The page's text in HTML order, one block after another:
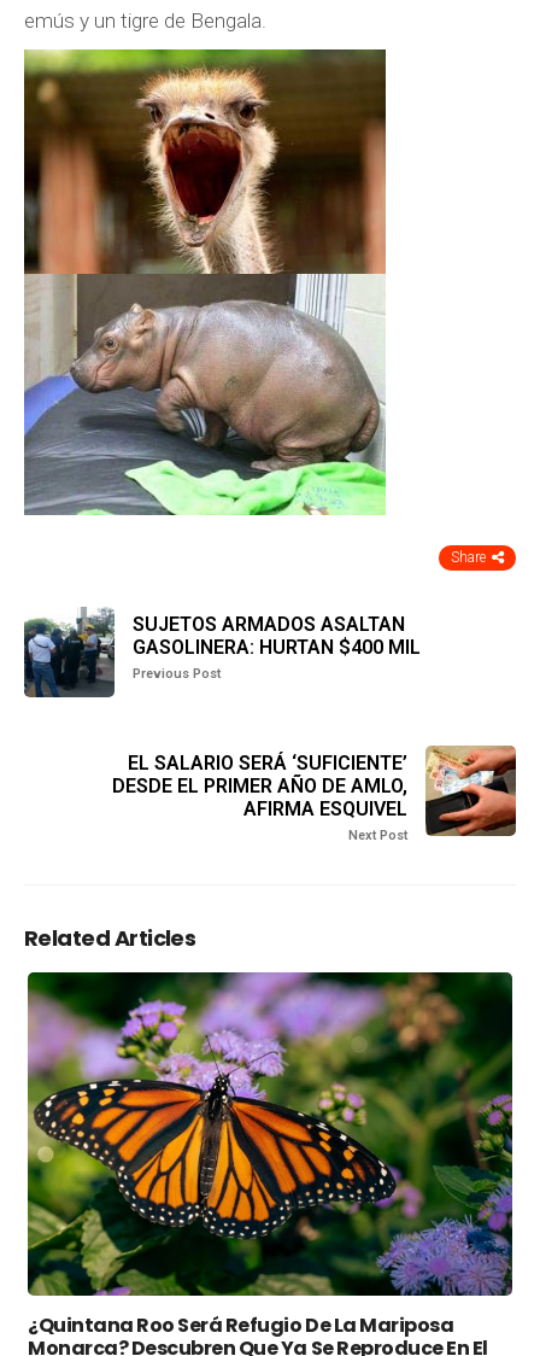
emús y un tigre de Bengala.
Share
SUJETOS ARMADOS ASALTAN
GASOLINERA: HURTAN $400 MIL
Previous Post
EL SALARIO SERÁ ‘SUFICIENTE’
DESDE EL PRIMER AÑO DE AMLO,
AFIRMA ESQUIVEL
Next Post
Related Articles
¿Quintana Roo Será Refugio De La Mariposa
Monarca? Descubren Que Ya Se Reproduce En El